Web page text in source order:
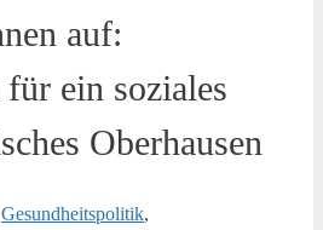
auf:
ein soziales
Oberhausen
Gesundheitspolitik,